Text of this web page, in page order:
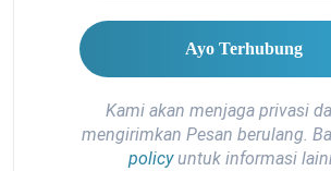
Kami akan menjaga privasi
mengirimkan Pesan berulang.
policyuntuk informasi